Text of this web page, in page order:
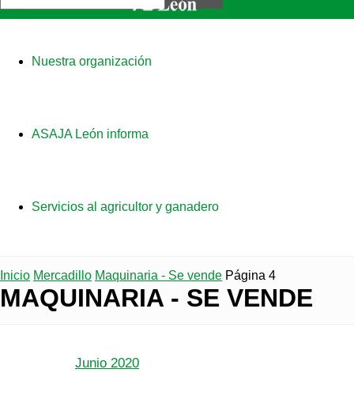
Nuestra organización
ASAJA León informa
Servicios al agricultor y ganadero
Inicio Mercadillo Maquinaria - Se vende Página 4
MAQUINARIA - SE VENDE
Junio 2020